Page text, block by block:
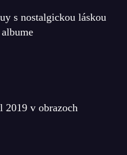
s nostalgickou láskou
2019 v obrazoch